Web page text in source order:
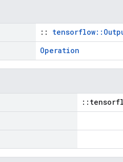
::
Operation